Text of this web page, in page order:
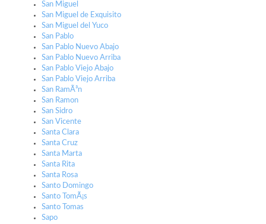
San Miguel
San Miguel de Exquisito
San Miguel del Yuco
San Pablo
San Pablo Nuevo Abajo
San Pablo Nuevo Arriba
San Pablo Viejo Abajo
San Pablo Viejo Arriba
San RamÃ³n
San Ramon
San Sidro
San Vicente
Santa Clara
Santa Cruz
Santa Marta
Santa Rita
Santa Rosa
Santo Domingo
Santo TomÃ¡s
Santo Tomas
Sapo